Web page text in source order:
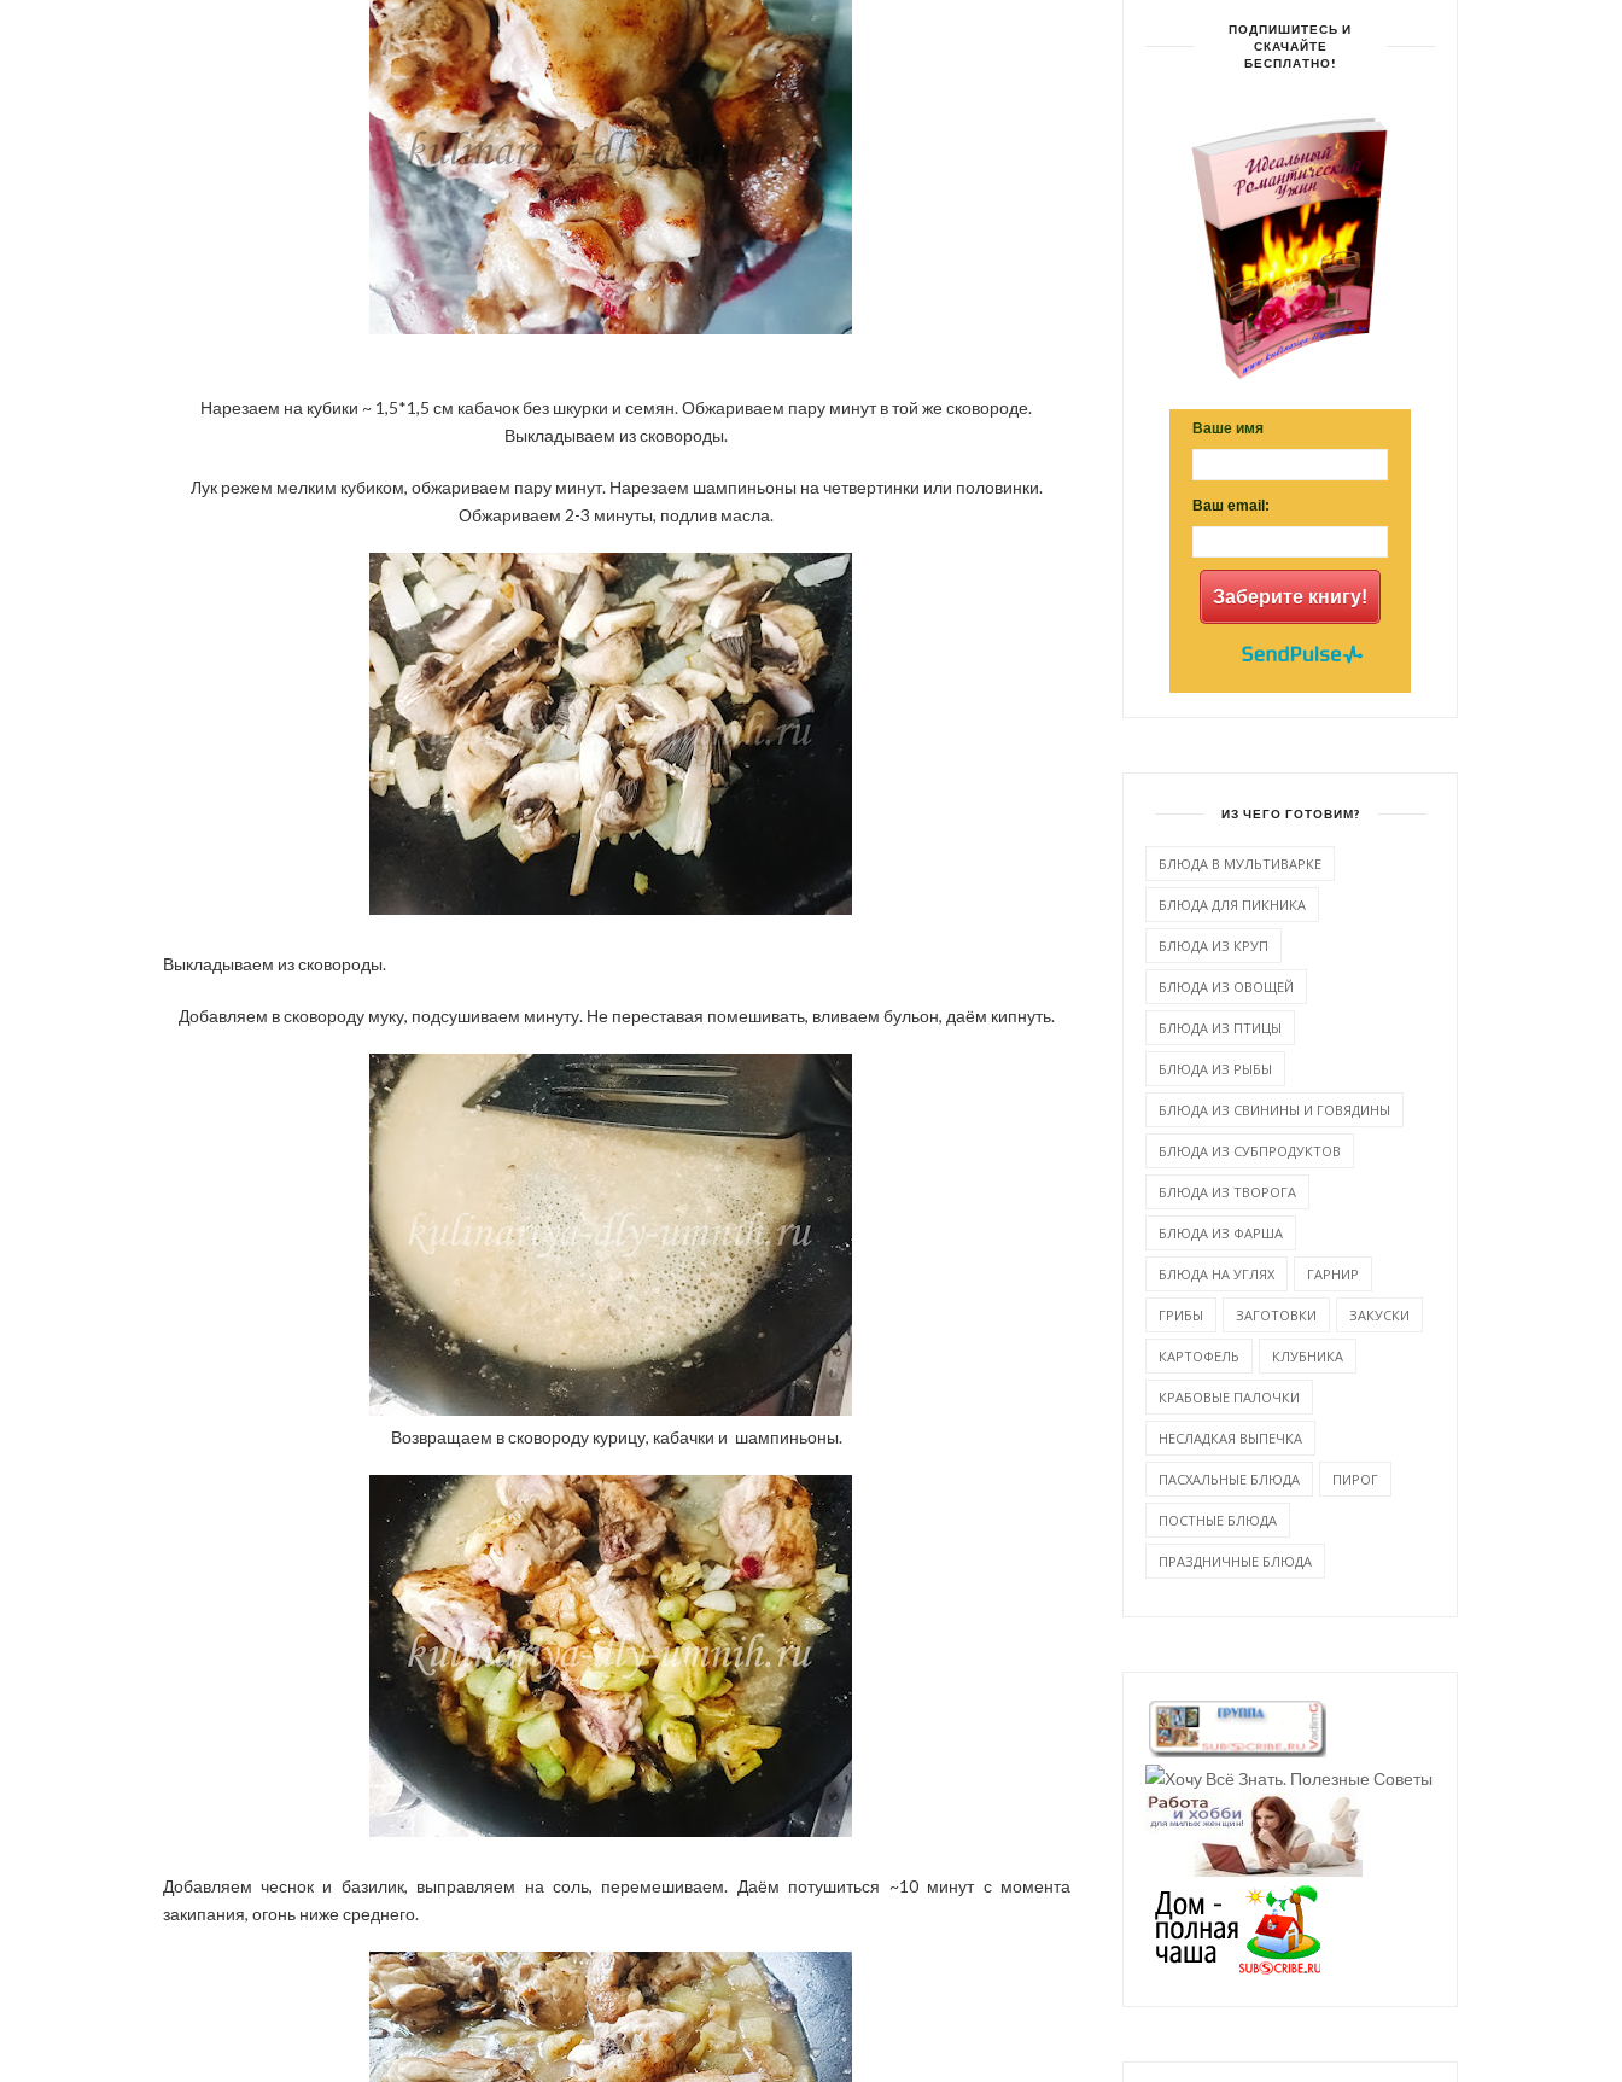
Нарезаем на кубики ~ 1,5*1,5 см кабачок без шкурки и семян. Обжариваем пару минут в той же сковороде.
Выкладываем из сковороды.
Лук режем мелким кубиком, обжариваем пару минут. Нарезаем шампиньоны на четвертинки или половинки.
Обжариваем 2-3 минуты, подлив масла.
Выкладываем из сковороды.
Добавляем в сковороду муку, подсушиваем минуту. Не переставая помешивать, вливаем бульон, даём кипнуть.
Возвращаем в сковороду курицу, кабачки и шампиньоны.
Добавляем чеснок и базилик, выправляем на соль, перемешиваем. Даём потушиться ~10 минут с момента
закипания, огонь ниже среднего.
ПОДПИШИТЕСЬ И
СКАЧАЙТЕ
БЕСПЛАТНО!
Ваше имя
Ваш email:
Заберите книгу!
ИЗ ЧЕГО ГОТОВИМ?
БЛЮДА В МУЛЬТИВАРКЕ
БЛЮДА ДЛЯ ПИКНИКА
БЛЮДА ИЗ КРУП
БЛЮДА ИЗ ОВОЩЕЙ
БЛЮДА ИЗ ПТИЦЫ
БЛЮДА ИЗ РЫБЫ
БЛЮДА ИЗ СВИНИНЫ И ГОВЯДИНЫ
БЛЮДА ИЗ СУБПРОДУКТОВ
БЛЮДА ИЗ ТВОРОГА
БЛЮДА ИЗ ФАРША
БЛЮДА НА УГЛЯХ ГАРНИР
ГРИБЫ ЗАГОТОВКИ ЗАКУСКИ
КАРТОФЕЛЬ КЛУБНИКА
КРАБОВЫЕ ПАЛОЧКИ
НЕСЛАДКАЯ ВЫПЕЧКА
ПАСХАЛЬНЫЕ БЛЮДА ПИРОГ
ПОСТНЫЕ БЛЮДА
ПРАЗДНИЧНЫЕ БЛЮДА